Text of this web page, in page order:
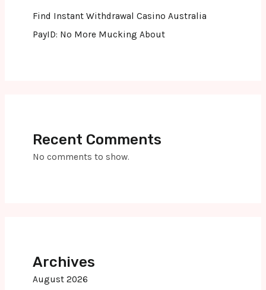
Find Instant Withdrawal Casino Australia
PayID: No More Mucking About
Recent Comments
No comments to show.
Archives
August 2026